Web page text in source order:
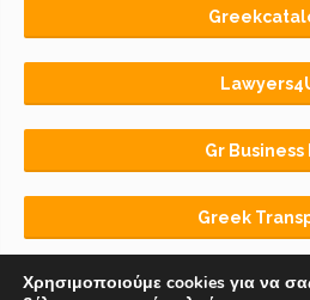
Gr Business
Greek
Χρησιμοποιούμε cookies για να